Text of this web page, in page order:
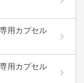
用カプセル
用カプセル